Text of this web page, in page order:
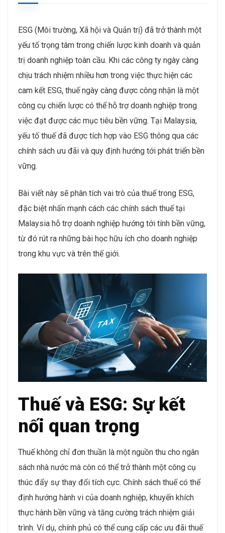
ESG (Môi trường, Xã hội và Quản trị) đã trở thành một
yếu tố trọng tâm trong chiến lược kinh doanh và quản
trị doanh nghiệp toàn cầu. Khi các công ty ngày càng
chịu trách nhiệm nhiều hơn trong việc thực hiện các
cam kết ESG, thuế ngày càng được công nhận là một
công cụ chiến lược có thể hỗ trợ doanh nghiệp trong
việc đạt được các mục tiêu bền vững. Tại Malaysia,
yếu tố thuế đã được tích hợp vào ESG thông qua các
chính sách ưu đãi và quy định hướng tới phát triển bền
vững.
Bài viết này sẽ phân tích vai trò của thuế trong ESG,
đặc biệt nhấn mạnh cách các chính sách thuế tại
Malaysia hỗ trợ doanh nghiệp hướng tới tính bền vững,
từ đó rút ra những bài học hữu ích cho doanh nghiệp
trong khu vực và trên thế giới.
Thuế và ESG: Sự kết
nối quan trọng
Thuế không chỉ đơn thuần là một nguồn thu cho ngân
sách nhà nước mà còn có thể trở thành một công cụ
thúc đẩy sự thay đổi tích cực. Chính sách thuế có thể
định hướng hành vi của doanh nghiệp, khuyến khích
thực hành bền vững và tăng cường trách nhiệm giải
trình. Ví dụ, chính phủ có thể cung cấp các ưu đãi thuế